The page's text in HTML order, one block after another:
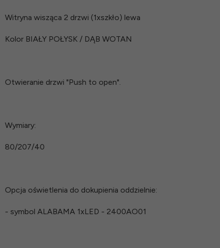
Witryna wisząca 2 drzwi (1xszkło) lewa
Kolor BIAŁY POŁYSK / DĄB WOTAN
Otwieranie drzwi "Push to open".
Wymiary:
80/207/40
Opcja oświetlenia do dokupienia oddzielnie:
- symbol ALABAMA 1xLED - 2400AO01